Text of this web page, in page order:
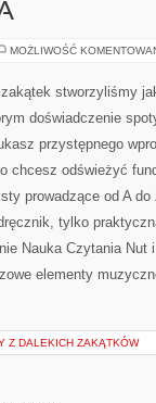
MOŻLIWOŚĆ
stworzyliśmy
doświadczenie
przystępnego
chcesz odświeżyć
prowadzące od A
tylko
Nauka Czytania Nut
elementy
Z DALEKICH ZAKĄTKÓW